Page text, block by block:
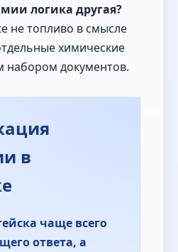
логика другая?
не топливо в смысле
химические
набором документов.
в
чаще всего
ответа, а